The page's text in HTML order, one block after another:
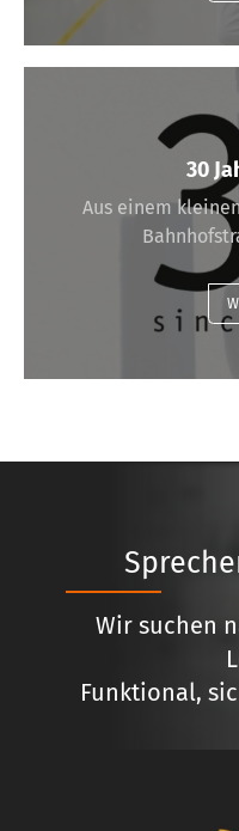
30
Aus einem
Wir suchen
Funktional,